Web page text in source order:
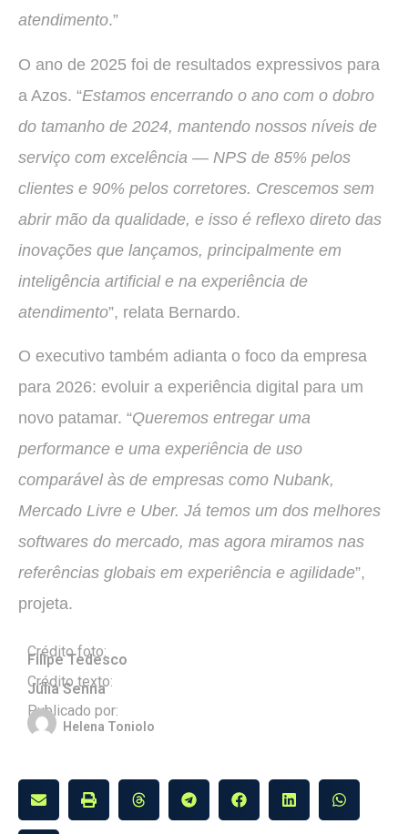
atendimento.”
O ano de 2025 foi de resultados expressivos para
a Azos. “Estamos encerrando o ano com o dobro
do tamanho de 2024, mantendo nossos níveis de
serviço com excelência — NPS de 85% pelos
clientes e 90% pelos corretores. Crescemos sem
abrir mão da qualidade, e isso é reflexo direto das
inovações que lançamos, principalmente em
inteligência artificial e na experiência de
atendimento”, relata Bernardo.
O executivo também adianta o foco da empresa
para 2026: evoluir a experiência digital para um
novo patamar. “Queremos entregar uma
performance e uma experiência de uso
comparável às de empresas como Nubank,
Mercado Livre e Uber. Já temos um dos melhores
softwares do mercado, mas agora miramos nas
referências globais em experiência e agilidade”,
projeta.
Crédito foto:
Filipe Tedesco
Crédito texto:
Júlia Senna
Publicado por:
Helena Toniolo